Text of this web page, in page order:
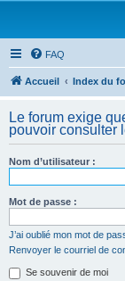
FAQ
Accueil Index du
Le forum exige
pouvoir consulter
Nom d’utilisateur :
Mot de passe :
J’ai oublié mon mot de
Renvoyer le courriel de
Se souvenir de moi